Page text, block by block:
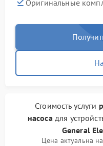
Оригинальные
Стоимость услуги
насосадля
General
Цена актуальна